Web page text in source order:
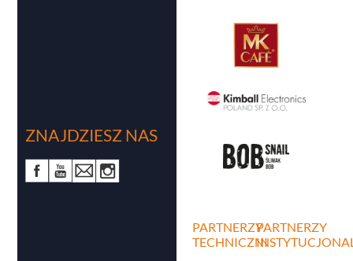
PARTNERZY
TECHNICZNI
PARTNERZY
ZNAJDZIESZ NAS